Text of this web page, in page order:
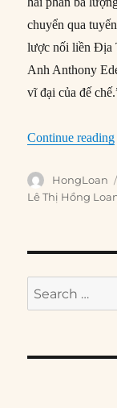
chuyển qua
lược nối liền Địa
Anh Anthony
vĩ đại của đế
Continue reading
Author
HongLoan
Lê Thị Hồng
Search
for: